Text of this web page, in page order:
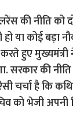
की नीति
या कोई बड़ा
हुए मुख्यमंत्री
की नीति
चर्चा है कि
को भेजी अपनी